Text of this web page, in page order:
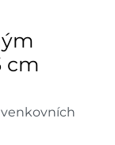
dnů
dnů
cm